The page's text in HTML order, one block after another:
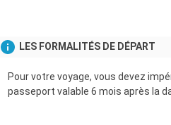
LES FORMALITÉS DE DÉPART
Pour votre voyage, vous devez
passeport valable 6 mois après la